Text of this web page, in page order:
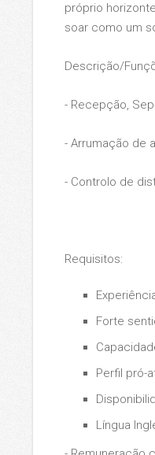
próprio
soar como um
Descrição/
- Recepção,
- Arrumação de
- Controlo de
Requisitos:
Forte
Perfil pró-
Língua